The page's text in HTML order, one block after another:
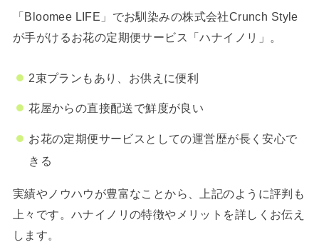
「Bloomee LIFE」でお馴染みの株式会社Crunch Style
が手がけるお花の定期便サービス「ハナイノリ」。
2束プランもあり、お供えに便利
花屋からの直接配送で鮮度が良い
お花の定期便サービスとしての運営歴が長く安心で
きる
実績やノウハウが豊富なことから、上記のように評判も
上々です。ハナイノリの特徴やメリットを詳しくお伝え
します。